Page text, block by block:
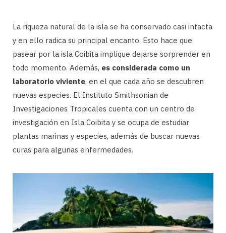
La riqueza natural de la isla se ha conservado casi intacta
y en ello radica su principal encanto. Esto hace que
pasear por la isla Coibita implique dejarse sorprender en
todo momento. Además, es considerada como un
laboratorio viviente, en el que cada año se descubren
nuevas especies. El Instituto Smithsonian de
Investigaciones Tropicales cuenta con un centro de
investigación en Isla Coibita y se ocupa de estudiar
plantas marinas y especies, además de buscar nuevas
curas para algunas enfermedades.